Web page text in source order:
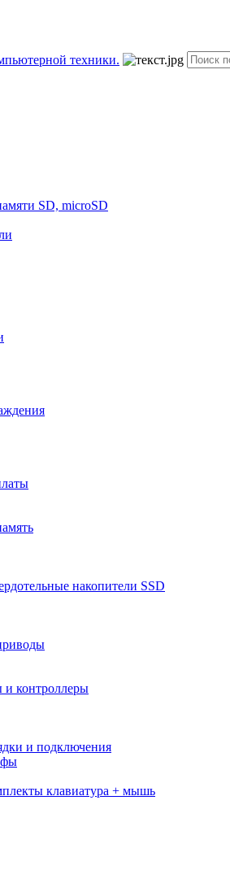
SD, microSD
накопители SSD
и контроллеры
и подключения
клавиатура + мышь